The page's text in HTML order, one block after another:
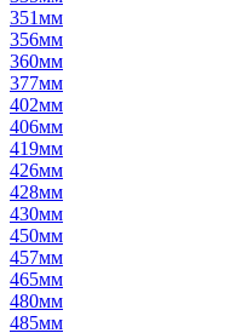
351мм
356мм
360мм
377мм
402мм
406мм
419мм
426мм
428мм
430мм
450мм
457мм
465мм
480мм
485мм